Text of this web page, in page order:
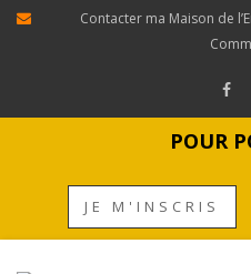
Contacter ma Maison de
POUR
JE M'INSCRIS